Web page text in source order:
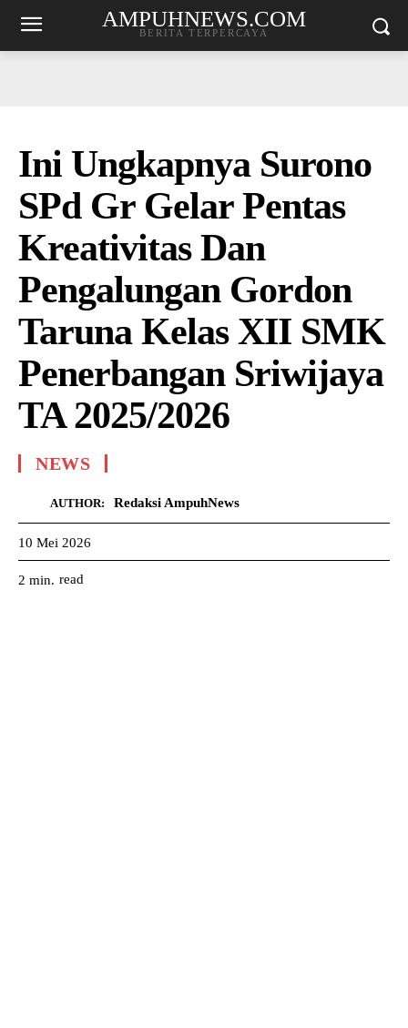
AMPUHNEWS.COM
BERITA TERPERCAYA
Ini Ungkapnya Surono
SPd Gr Gelar Pentas
Kreativitas Dan
Pengalungan Gordon
Taruna Kelas XII SMK
Penerbangan Sriwijaya
TA 2025/2026
NEWS
AUTHOR: Redaksi AmpuhNews
10 Mei 2026
2 min. read